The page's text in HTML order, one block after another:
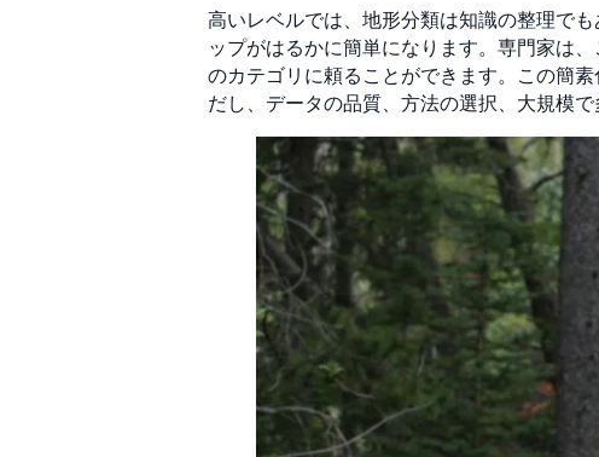
高いレベルでは、地形分類は知識の整理で
ップがはるかに簡単になります。専門家は
のカテゴリに頼ることができます。この簡
だし、データの品質、方法の選択、大規模